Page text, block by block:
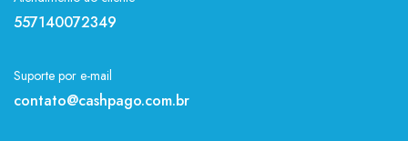
557140072349
Suporte por e-mail
contato@cashpago.com.br